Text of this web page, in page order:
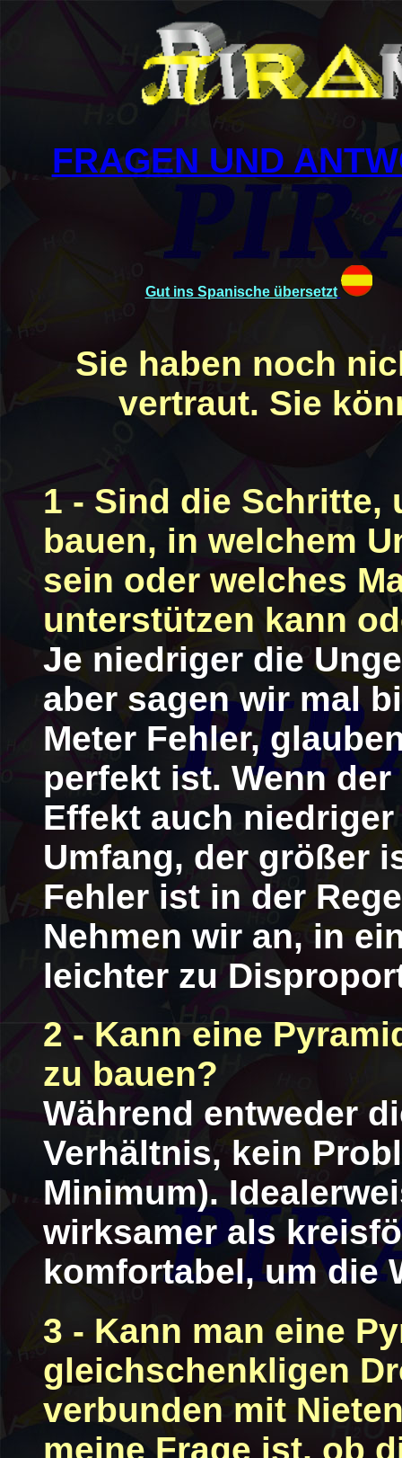
FRAGEN UND
Gut ins Spanische übersetzt
Sie haben noch
vertraut. Sie
1 - Sind die Schritte,
bauen, in welchem
sein oder welches
unterstützen kann
Je niedriger die
aber sagen wir mal
Meter Fehler,
perfekt ist. Wenn
Effekt auch
Umfang, der größer
Fehler ist in der
Nehmen wir an, in
leichter zu
2 - Kann eine
zu bauen?
Während entweder
Verhältnis, kein
Minimum).
wirksamer als
komfortabel, um die
3 - Kann man eine
gleichschenkligen
verbunden mit
meine Frage ist, ob